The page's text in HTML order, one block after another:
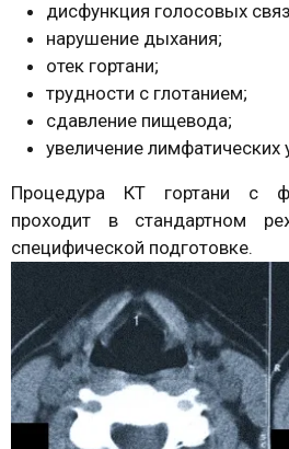
дисфункция голосовых
нарушение дыхания;
отек гортани;
трудности с глотанием;
сдавление пищевода;
увеличение лимфатических
Процедура КТ гортани с
проходит в стандартном
специфической подготовке.